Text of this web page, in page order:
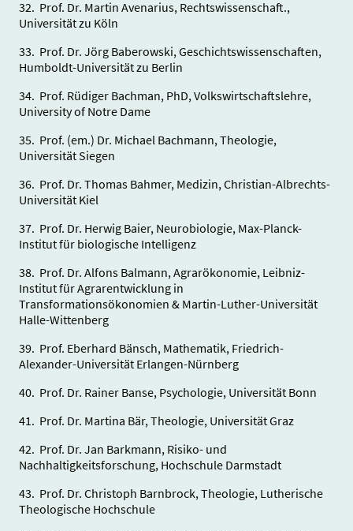
32. Prof. Dr. Martin Avenarius, Rechtswissenschaft.,
Universität zu Köln
33. Prof. Dr. Jörg Baberowski, Geschichtswissenschaften,
Humboldt-Universität zu Berlin
34. Prof. Rüdiger Bachman, PhD, Volkswirtschaftslehre,
University of Notre Dame
35. Prof. (em.) Dr. Michael Bachmann, Theologie,
Universität Siegen
36. Prof. Dr. Thomas Bahmer, Medizin, Christian-Albrechts-
Universität Kiel
37. Prof. Dr. Herwig Baier, Neurobiologie, Max-Planck-
Institut für biologische Intelligenz
38. Prof. Dr. Alfons Balmann, Agrarökonomie, Leibniz-
Institut für Agrarentwicklung in
Transformationsökonomien & Martin-Luther-Universität
Halle-Wittenberg
39. Prof. Eberhard Bänsch, Mathematik, Friedrich-
Alexander-Universität Erlangen-Nürnberg
40. Prof. Dr. Rainer Banse, Psychologie, Universität Bonn
41. Prof. Dr. Martina Bär, Theologie, Universität Graz
42. Prof. Dr. Jan Barkmann, Risiko- und
Nachhaltigkeitsforschung, Hochschule Darmstadt
43. Prof. Dr. Christoph Barnbrock, Theologie, Lutherische
Theologische Hochschule